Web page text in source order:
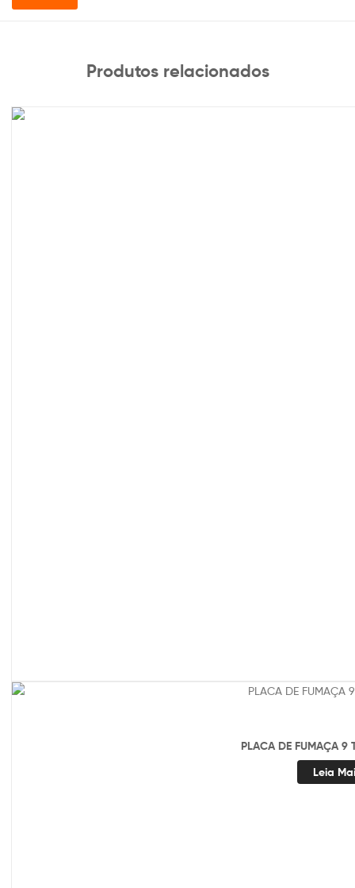
Produtos relacionados
PLACA DE FUMAÇA 9
Leia